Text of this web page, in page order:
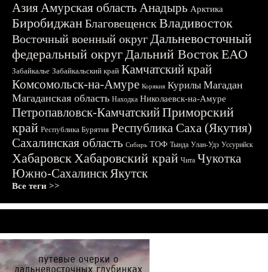
АзияАмурская область Анадырь Арктика
БиробиджанБлаговещенскВладивосток
Восточный военный округДальневосточный
федеральный округДальний ВостокЕАО
Забайкалье Забайкальский край Камчатский край
Комсомольск-на-Амуре Корякия Курилы Магадан
Магаданская область Находка Николаевск-на-Амуре
Петропавловск-КамчатскийПриморский
край Республика Бурятия Республика Саха (Якутия)
Сахалинская область Сибирь ТОФ Тында Улан-Удэ Уссурийск
ХабаровскХабаровский край Чита Чукотка
Южно-СахалинскЯкутск
Все теги >>